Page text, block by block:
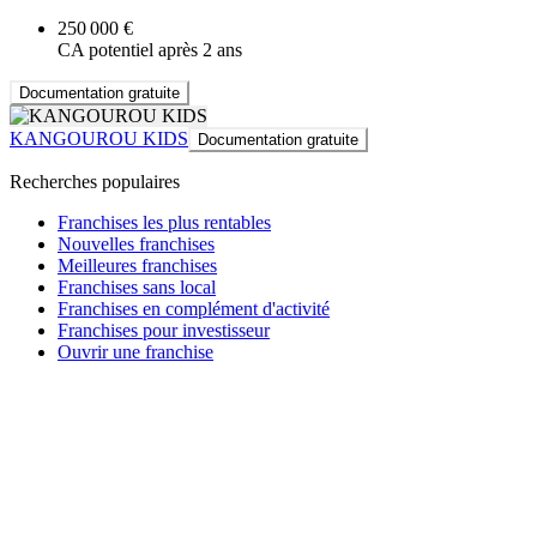
250 000 €
CA potentiel après 2 ans
Documentation gratuite
KANGOUROU KIDS Documentation gratuite
Recherches populaires
Franchises les plus rentables
Nouvelles franchises
Meilleures franchises
Franchises sans local
Franchises en complément d'activité
Franchises pour investisseur
Ouvrir une franchise